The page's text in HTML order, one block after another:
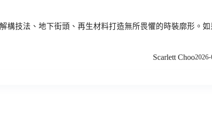
構技法、地下街頭、再生材料打造無所畏懼的時裝廓形。如
Scarlett Choo